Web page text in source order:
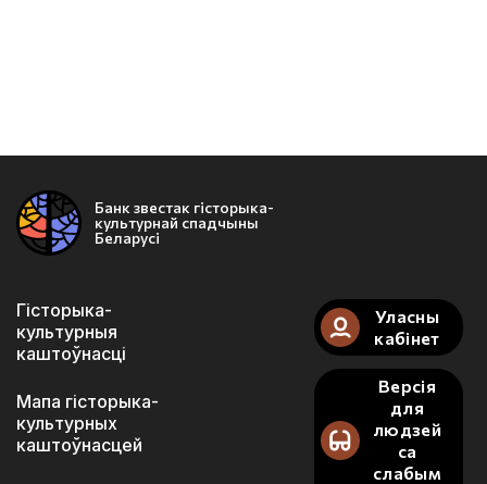
Банк звестак гісторыка-
культурнай спадчыны
Беларусі
Гісторыка-
культурныя
каштоўнасці
Мапа гісторыка-
культурных
каштоўнасцей
Уласны
кабінет
Версія
для
людзей
са
слабым